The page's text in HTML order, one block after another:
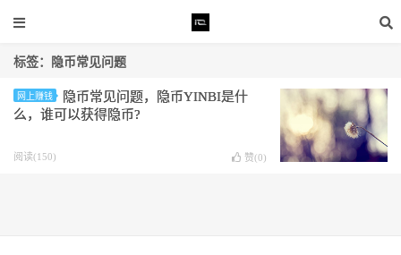
标签：隐币常见问题
网上赚钱
隐币常见问题 ，隐币YINBI是什
么，谁可以获得隐币?
阅读(150) 赞(0)